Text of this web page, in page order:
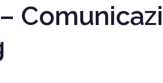
–